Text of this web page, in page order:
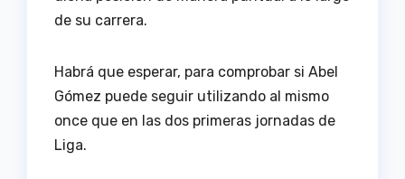
de su carrera.
Habrá que esperar, para comprobar si Abel
Gómez puede seguir utilizando al mismo
once que en las dos primeras jornadas de
Liga.